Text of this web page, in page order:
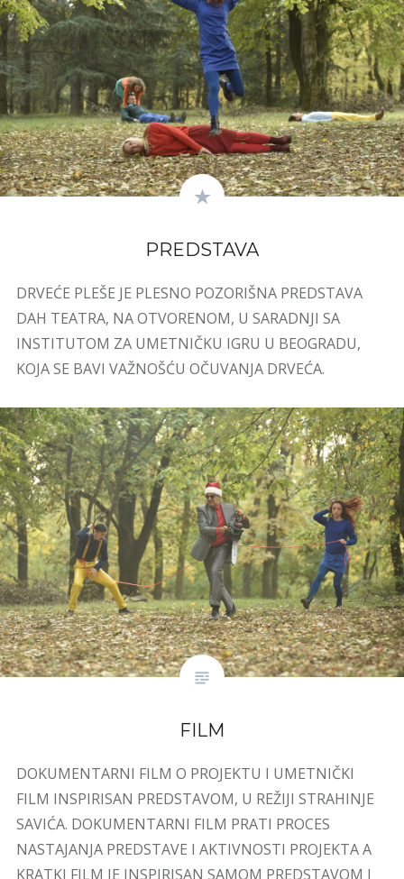
PREDSTAVA
DRVEĆE PLEŠE JE PLESNO POZORIŠNA PREDSTAVA
DAH TEATRA, NA OTVORENOM, U SARADNJI SA
INSTITUTOM ZA UMETNIČKU IGRU U BEOGRADU,
KOJA SE BAVI VAŽNOŠĆU OČUVANJA DRVEĆA.
FILM
DOKUMENTARNI FILM O PROJEKTU I UMETNIČKI
FILM INSPIRISAN PREDSTAVOM, U REŽIJI STRAHINJE
SAVIĆA. DOKUMENTARNI FILM PRATI PROCES
NASTAJANJA PREDSTAVE I AKTIVNOSTI PROJEKTA A
KRATKI FILM JE INSPIRISAN SAMOM PREDSTAVOM I